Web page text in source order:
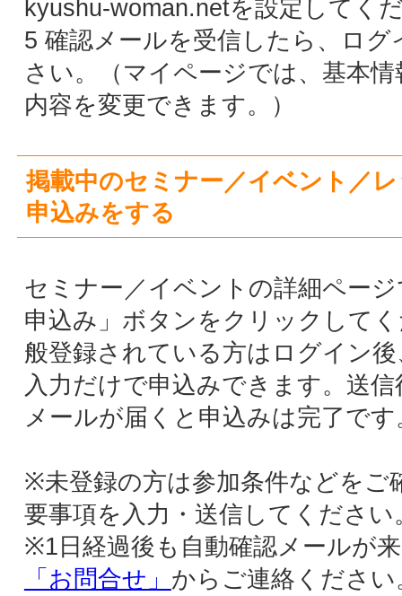
※未登録の方は参加条件などをご確認の上、必
要事項を入力・送信してください。
※1日経過後も自動確認メールが来ない場合は
「お問合せ」からご連絡ください。（携帯メ
kyushu-woman.netを設定してください）
※参加費用のお支払い方法などは必ず詳細ペー
ジでご確認ください。
※参加申込み後のキャンセルについては必ず
※内容等のお問合せは、九州ウーマン事務局は
対応できませんのでご了承ください。
※連絡なしのキャンセルを3回以上繰り返され
た場合、登録は抹消されます。
ショッピングページで商品購入する
押すと、購入確認メールが自動で送信され、
ールに振込先が記載されています。購入手続
後は、出品者と直接のやりとりになります。
州ウーマン登録された方向けの特別価格が表
されている場合は、ログイン後に購入手続き